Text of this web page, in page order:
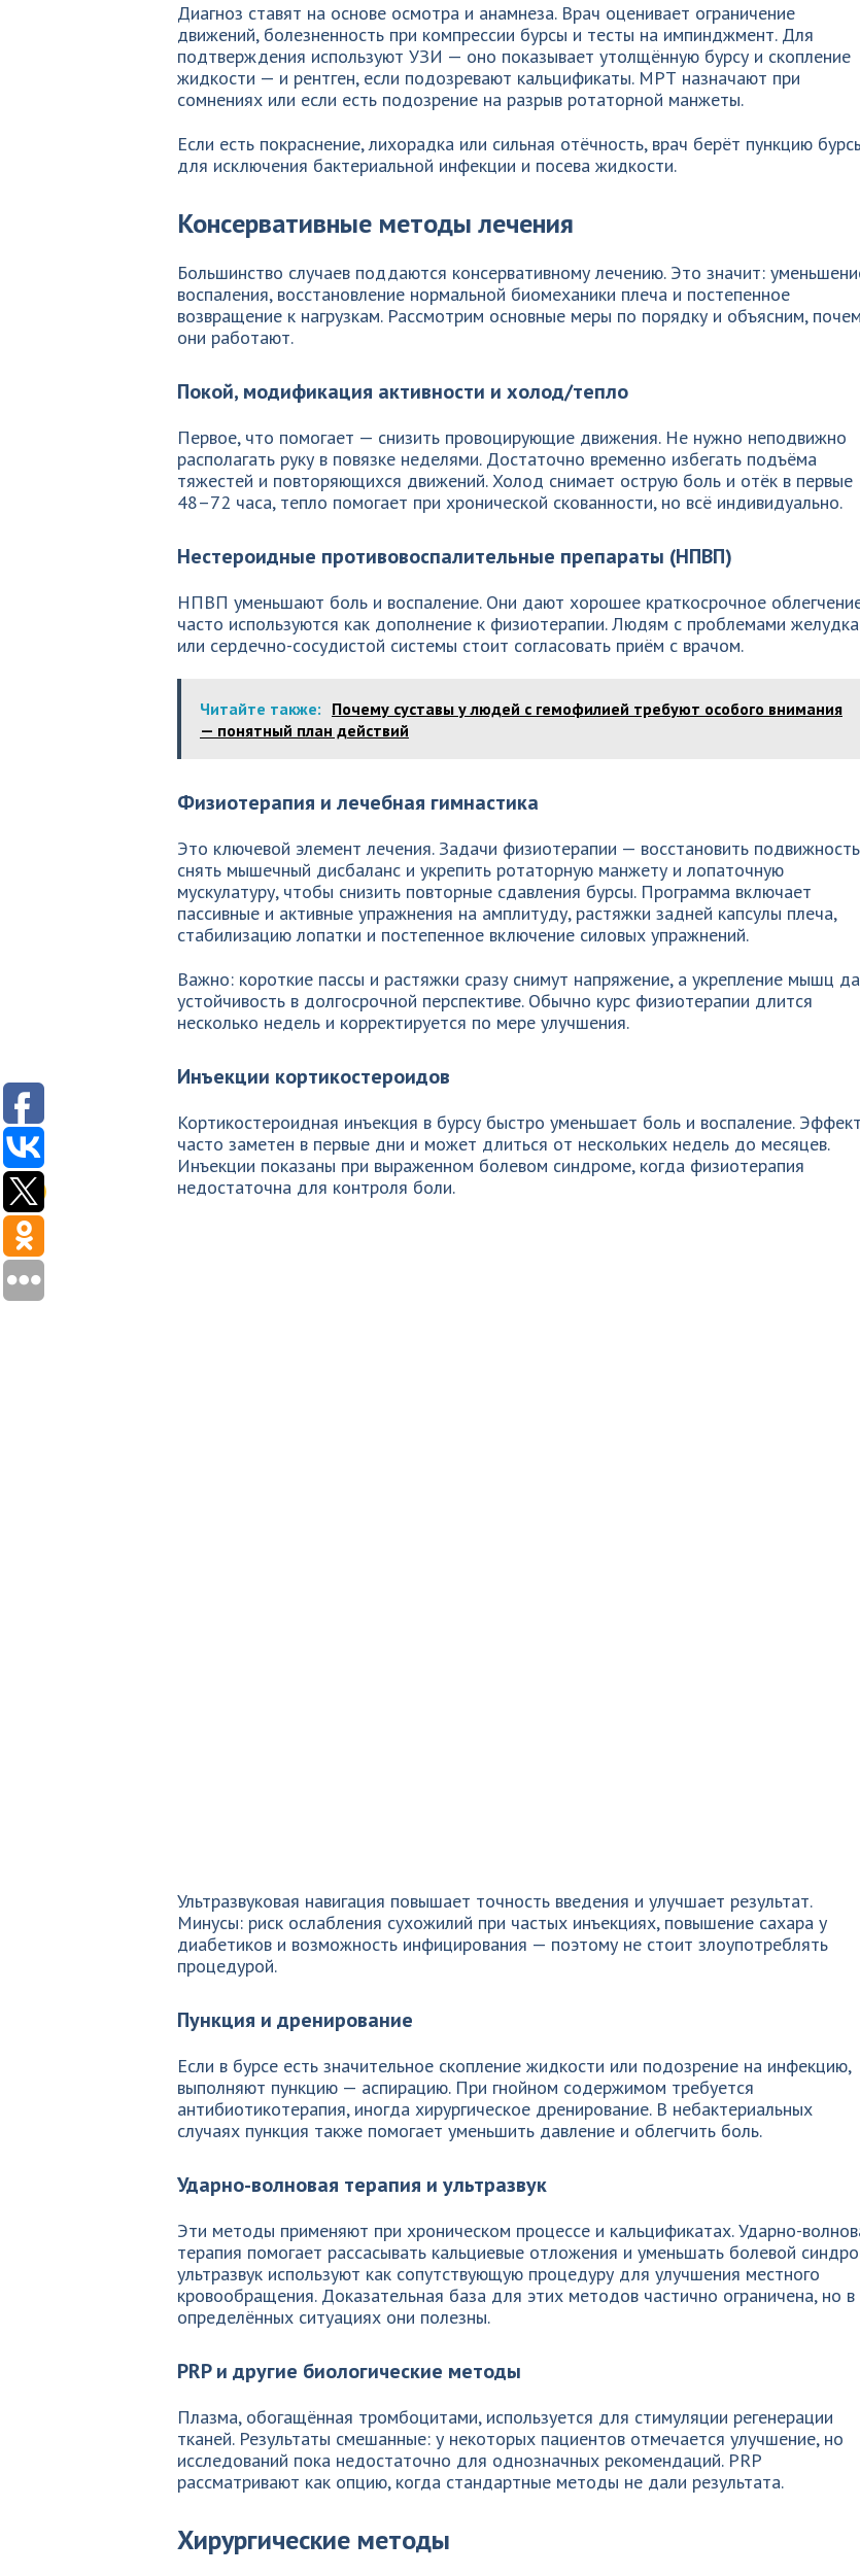
Диагноз ставят на основе осмотра и анамнеза. Врач оценивает ограничение
движений, болезненность при компрессии бурсы и тесты на импинджмент. Для
подтверждения используют УЗИ — оно показывает утолщённую бурсу и скопление
жидкости — и рентген, если подозревают кальцификаты. МРТ назначают при
сомнениях или если есть подозрение на разрыв ротаторной манжеты.
Если есть покраснение, лихорадка или сильная отёчность, врач берёт пункцию
для исключения бактериальной инфекции и посева жидкости.
Консервативные методы лечения
Большинство случаев поддаются консервативному лечению. Это значит:
воспаления, восстановление нормальной биомеханики плеча и постепенное
возвращение к нагрузкам. Рассмотрим основные меры по порядку и объясним,
они работают.
Покой, модификация активности и холод/тепло
Первое, что помогает — снизить провоцирующие движения. Не нужно неподвижно
располагать руку в повязке неделями. Достаточно временно избегать подъёма
тяжестей и повторяющихся движений. Холод снимает острую боль и отёк в первые
48–72 часа, тепло помогает при хронической скованности, но всё индивидуально.
Нестероидные противовоспалительные препараты (НПВП)
НПВП уменьшают боль и воспаление. Они дают хорошее краткосрочное
часто используются как дополнение к физиотерапии. Людям с проблемами желудка
или сердечно-сосудистой системы стоит согласовать приём с врачом.
Читайте также: Почему суставы у людей с гемофилией требуют особого внимания
— понятный план действий
Физиотерапия и лечебная гимнастика
Это ключевой элемент лечения. Задачи физиотерапии — восстановить
снять мышечный дисбаланс и укрепить ротаторную манжету и лопаточную
мускулатуру, чтобы снизить повторные сдавления бурсы. Программа включает
пассивные и активные упражнения на амплитуду, растяжки задней капсулы плеча,
стабилизацию лопатки и постепенное включение силовых упражнений.
Важно: короткие пассы и растяжки сразу снимут напряжение, а укрепление мышц
устойчивость в долгосрочной перспективе. Обычно курс физиотерапии длится
несколько недель и корректируется по мере улучшения.
Инъекции кортикостероидов
Кортикостероидная инъекция в бурсу быстро уменьшает боль и воспаление. Эффект
часто заметен в первые дни и может длиться от нескольких недель до месяцев.
Инъекции показаны при выраженном болевом синдроме, когда физиотерапия
недостаточна для контроля боли.
Ультразвуковая навигация повышает точность введения и улучшает результат.
Минусы: риск ослабления сухожилий при частых инъекциях, повышение сахара у
диабетиков и возможность инфицирования — поэтому не стоит злоупотреблять
процедурой.
Пункция и дренирование
Если в бурсе есть значительное скопление жидкости или подозрение на инфекцию,
выполняют пункцию — аспирацию. При гнойном содержимом требуется
антибиотикотерапия, иногда хирургическое дренирование. В небактериальных
случаях пункция также помогает уменьшить давление и облегчить боль.
Ударно-волновая терапия и ультразвук
Эти методы применяют при хроническом процессе и кальцификатах. Ударно-
терапия помогает рассасывать кальциевые отложения и уменьшать болевой
ультразвук используют как сопутствующую процедуру для улучшения местного
кровообращения. Доказательная база для этих методов частично ограничена, но в
определённых ситуациях они полезны.
PRP и другие биологические методы
Плазма, обогащённая тромбоцитами, используется для стимуляции регенерации
тканей. Результаты смешанные: у некоторых пациентов отмечается улучшение, но
исследований пока недостаточно для однозначных рекомендаций. PRP
рассматривают как опцию, когда стандартные методы не дали результата.
Хирургические методы